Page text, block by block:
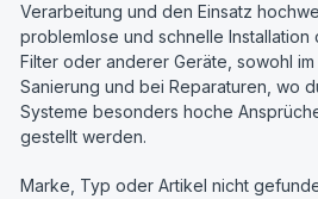
Verarbeitung und den Einsatz
problemlose und schnelle Installation
Filter oder anderer Geräte, sowohl
Sanierung und bei Reparaturen, wo
Systeme besonders hoche
gestellt werden.
Marke, Typ oder Artikel nicht